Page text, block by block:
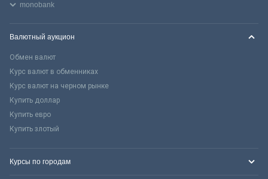
monobank
Валютный аукцион
Обмен валют
Курс валют в обменниках
Курс валют на черном рынке
Купить доллар
Купить евро
Купить злотый
Курсы по городам